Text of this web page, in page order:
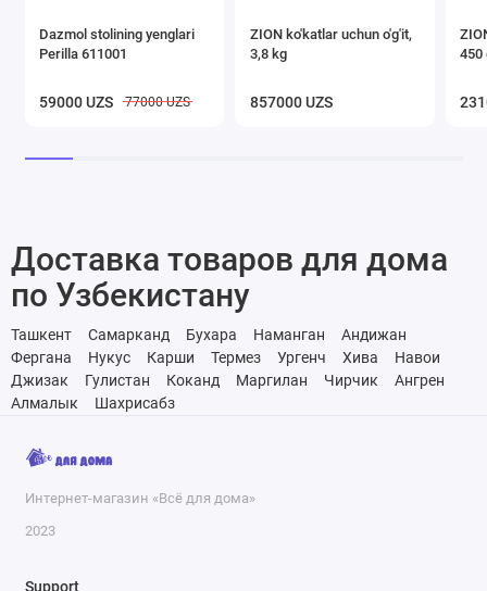
Dazmol stolining yenglari
Perilla 611001
59000 UZS 77000 UZS
ZION ko'katlar uchun o'g'it,
3,8 kg
857000 UZS
450
Доставка товаров для дома
по Узбекистану
Ташкент Самарканд Бухара Наманган
Андижан
Фергана
Нукус Карши Термез Ургенч Хива
Навои
Джизак
Гулистан Коканд Маргилан Чирчик
Ангрен
Алмалык
Шахрисабз
Интернет-магазин «Всё для дома»
2023
Support